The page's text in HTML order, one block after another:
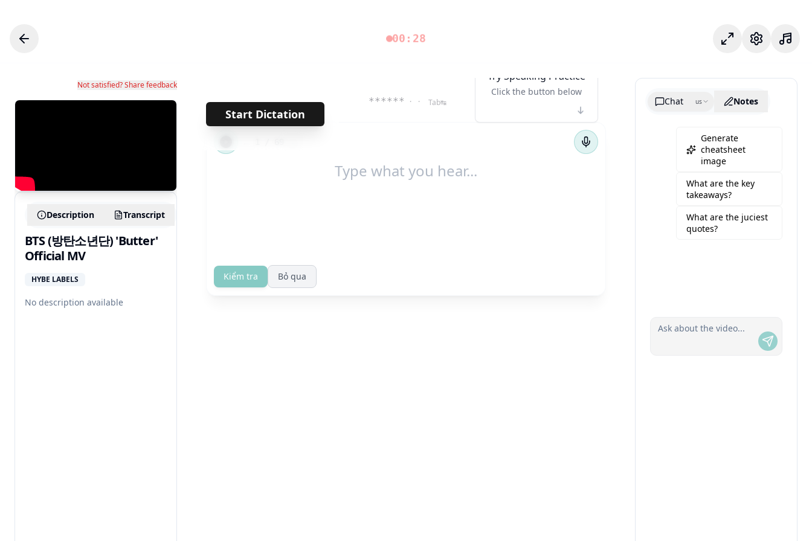
00:28 Chế độ tập trung
Cài đặt
Not satisfied? Share feedback
Description Transcript
BTS (방탄소년단) 'Butter'
Official MV
HYBE LABELS
No description available
Start Dictation
****** · · Tab↹
Try Speaking Practice
Click the button below
Kiểm tra Bỏ qua
Chat us Notes
Generate
cheatsheet
image
What are the key
takeaways?
What are the juciest
quotes?